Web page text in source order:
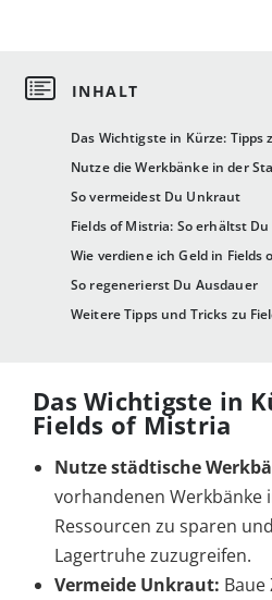
Das Wichtigste in Kürze: Tipps
Nutze die Werkbänke in der
So vermeidest Du Unkraut
Fields of Mistria: So erhältst
Wie verdiene ich Geld in Fields
So regenerierst Du Ausdauer
Weitere Tipps und Tricks zu
Das Wichtigste in
Fields of Mistria
Nutze städtische
vorhandenen Werkbänke
Ressourcen zu sparen
Lagertruhe zuzugreifen.
Vermeide Unkraut: Baue